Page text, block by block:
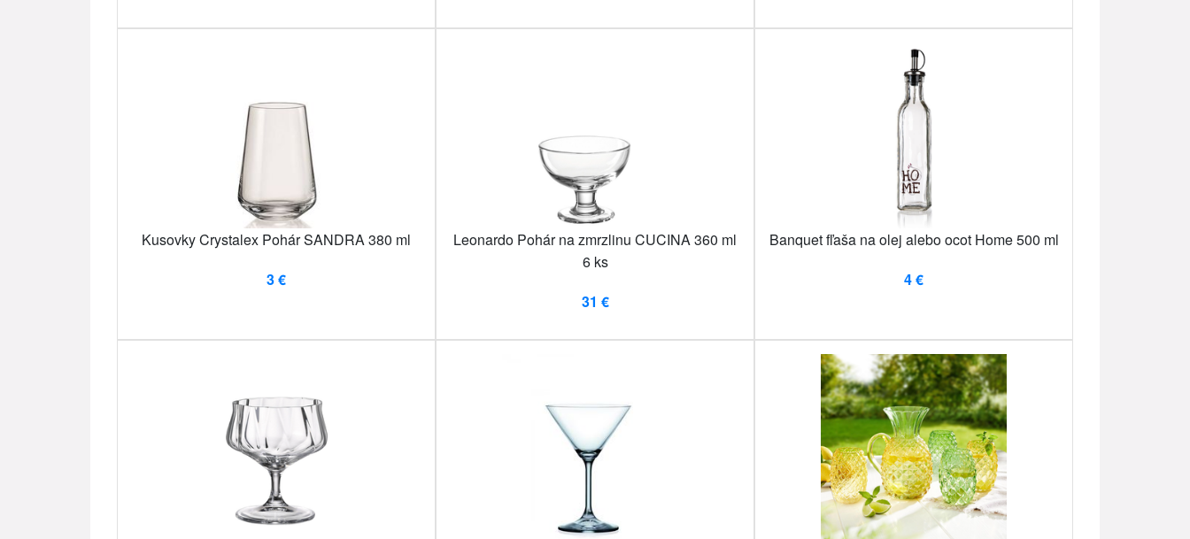
Kusovky Crystalex Pohár SANDRA 380 ml
3 €
Leonardo Pohár na zmrzlinu CUCINA 360 ml
6 ks
31 €
Banquet fľaša na olej alebo ocot Home 500 ml
4 €